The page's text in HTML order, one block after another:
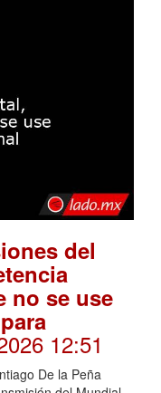
del
no se use
12:51
De la Peña